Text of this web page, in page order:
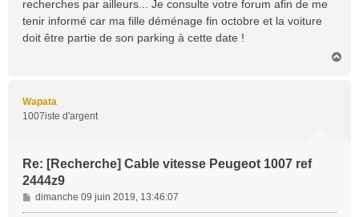
recherches par ailleurs... Je consulte votre forum afin de me
tenir informé car ma fille déménage fin octobre et la voiture
doit être partie de son parking à cette date !
Wapata
1007iste d'argent
Re: [Recherche] Cable vitesse Peugeot 1007 ref
2444z9
M
e
dimanche 09 juin 2019, 13:46:07